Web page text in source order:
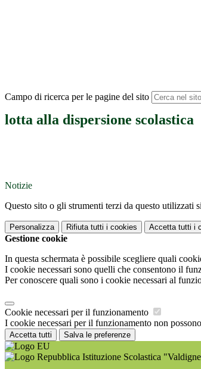
Campo di ricerca per le pagine del sito
lotta alla dispersione scolastica
Notizie
Questo sito o gli strumenti terzi da questo utilizzati
Personalizza Rifiuta tutti i cookies Accetta tutti i
Gestione cookie
In questa schermata è possibile scegliere quali
I cookie necessari sono quelli che consentono il
Per conoscere quali sono i cookie necessari al
Cookie necessari per il funzionamento
I cookie necessari per il funzionamento non
Accetta tutti Salva le preferenze
Istituzione Scolastica